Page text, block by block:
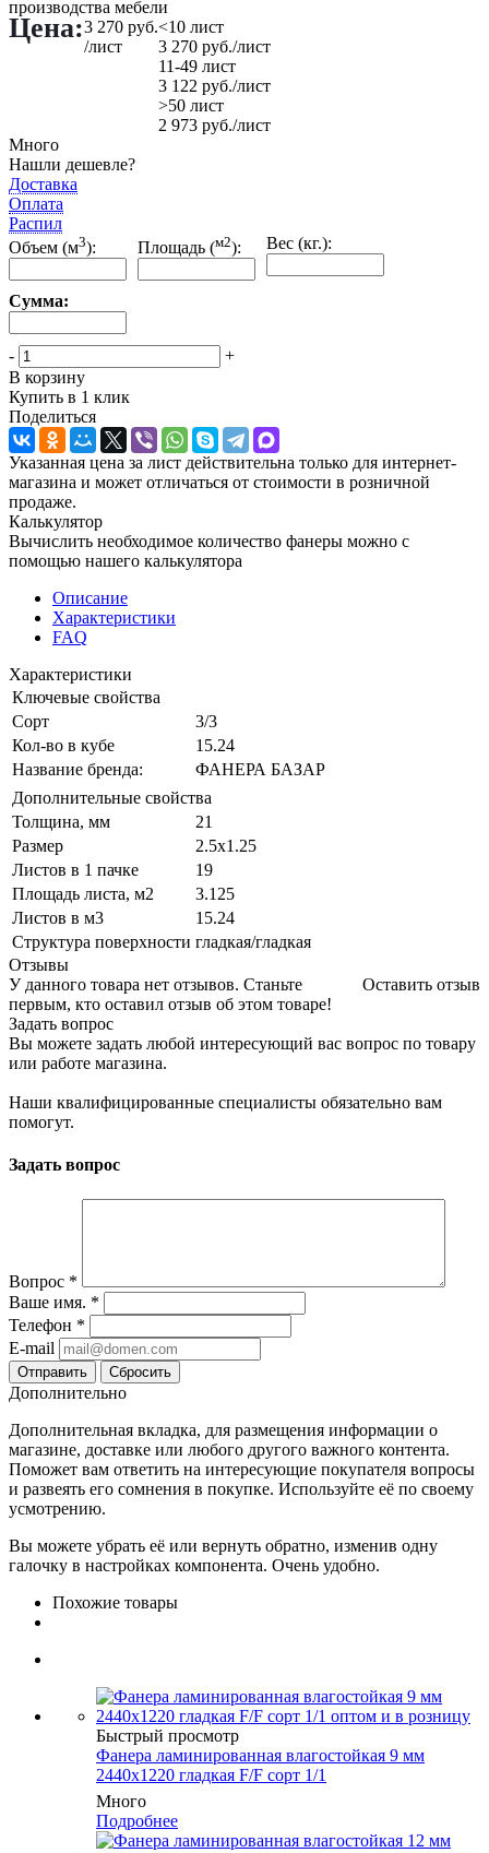
производства мебели
Цена:3 270 руб.
/лист
<10 лист
3 270 руб./лист
11-49 лист
3 122 руб./лист
>50 лист
2 973 руб./лист
Много
Нашли дешевле?
Доставка
Оплата
Распил
Объем (м3): Площадь (м2): Вес (кг.):
Сумма:
-
+
В корзину
Купить в 1 клик
Поделиться
Указанная цена за лист действительна только для интернет-
магазина и может отличаться от стоимости в розничной
продаже.
Калькулятор
Вычислить необходимое количество фанеры можно с
помощью нашего калькулятора
Описание
Характеристики
FAQ
Характеристики
Ключевые свойства
Сорт
3/3
Кол-во в кубе
15.24
Название бренда:
ФАНЕРА БАЗАР
Дополнительные свойства
Толщина, мм
21
Размер
2.5х1.25
Листов в 1 пачке
19
Площадь листа, м2
3.125
Листов в м3
15.24
Структура поверхности гладкая/гладкая
Отзывы
Оставить отзыв
У данного товара нет отзывов. Станьте
первым, кто оставил отзыв об этом товаре!
Задать вопрос
Вы можете задать любой интересующий вас вопрос по товару
или работе магазина.
Наши квалифицированные специалисты обязательно вам
помогут.
Задать вопрос
Вопрос *
Ваше имя. *
Телефон *
E-mail
Сбросить
Дополнительно
Дополнительная вкладка, для размещения информации о
магазине, доставке или любого другого важного контента.
Поможет вам ответить на интересующие покупателя вопросы
и развеять его сомнения в покупке. Используйте её по своему
усмотрению.
Вы можете убрать её или вернуть обратно, изменив одну
галочку в настройках компонента. Очень удобно.
Похожие товары
Быстрый просмотр
Фанера ламинированная влагостойкая 9 мм
2440х1220 гладкая F/F сорт 1/1
Много
Подробнее